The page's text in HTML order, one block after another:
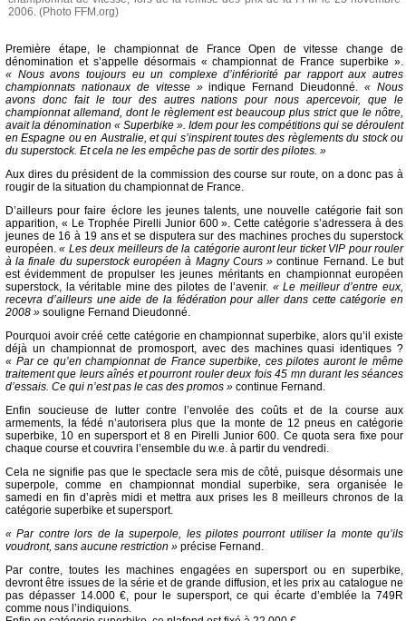
2006. (Photo FFM.org)
Première étape, le championnat de France Open de vitesse change de
dénomination et s’appelle désormais « championnat de France superbike ».
« Nous avons toujours eu un complexe d’infériorité par rapport aux autres
championnats nationaux de vitesse »indique Fernand Dieudonné.« Nous
avons donc fait le tour des autres nations pour nous apercevoir, que le
championnat allemand, dont le règlement est beaucoup plus strict que le nôtre,
avait la dénomination « Superbike ». Idem pour les compétitions qui se déroulent
en Espagne ou en Australie, et qui s’inspirent toutes des règlements du stock ou
du superstock. Et cela ne les empêche pas de sortir des pilotes. »
Aux dires du président de la commission des course sur route, on a donc pas à
rougir de la situation du championnat de France.
D’ailleurs pour faire éclore les jeunes talents, une nouvelle catégorie fait son
apparition, « Le Trophée Pirelli Junior 600 ». Cette catégorie s’adressera à des
jeunes de 16 à 19 ans et se disputera sur des machines proches du superstock
européen.« Les deux meilleurs de la catégorie auront leur ticket VIP pour rouler
à la finale du superstock européen à Magny Cours »continue Fernand. Le but
est évidemment de propulser les jeunes méritants en championnat européen
superstock, la véritable mine des pilotes de l’avenir. « Le meilleur d’entre eux,
recevra d’ailleurs une aide de la fédération pour aller dans cette catégorie en
2008 » souligne Fernand Dieudonné.
Pourquoi avoir créé cette catégorie en championnat superbike, alors qu’il existe
déjà un championnat de promosport, avec des machines quasi identiques ?
« Par ce qu’en championnat de France superbike, ces pilotes auront le même
traitement que leurs aînés et pourront rouler deux fois 45 mn durant les séances
d’essais. Ce qui n’est pas le cas des promos » continue Fernand.
Enfin soucieuse de lutter contre l’envolée des coûts et de la course aux
armements, la fédé n’autorisera plus que la monte de 12 pneus en catégorie
superbike, 10 en supersport et 8 en Pirelli Junior 600. Ce quota sera fixe pour
chaque course et couvrira l’ensemble du w.e. à partir du vendredi.
Cela ne signifie pas que le spectacle sera mis de côté, puisque désormais une
superpole, comme en championnat mondial superbike, sera organisée le
samedi en fin d’après midi et mettra aux prises les 8 meilleurs chronos de la
catégorie superbike et supersport.
« Par contre lors de la superpole, les pilotes pourront utiliser la monte qu’ils
voudront, sans aucune restriction » précise Fernand.
Par contre, toutes les machines engagées en supersport ou en superbike,
devront être issues de la série et de grande diffusion, et les prix au catalogue ne
pas dépasser 14.000 €, pour le supersport, ce qui écarte d’emblée la 749R
comme nous l’indiquions.